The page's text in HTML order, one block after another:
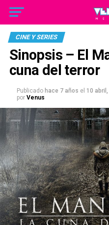
CINE Y SERIES
Sinopsis – El
cuna del terror
Publicado hace 7 años el 10
por Venus